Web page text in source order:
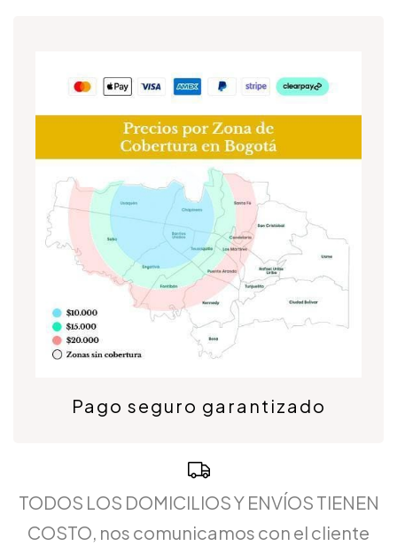
Pago seguro garantizado
TODOS LOS DOMICILIOS Y ENVÍOS TIENEN
COSTO, nos comunicamos con el cliente